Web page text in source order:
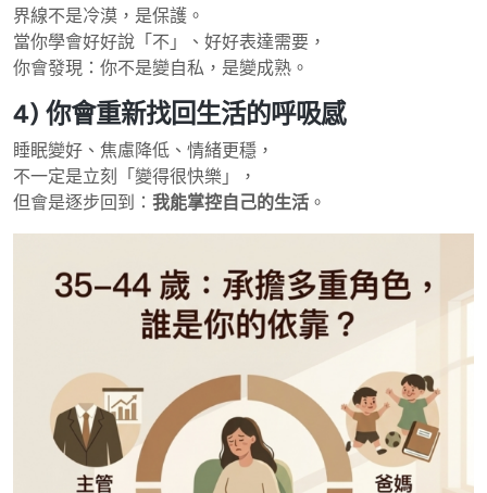
界線不是冷漠，是保護。
當你學會好好說「不」、好好表達需要，
你會發現：你不是變自私，是變成熟。
4) 你會重新找回生活的呼吸感
睡眠變好、焦慮降低、情緒更穩，
不一定是立刻「變得很快樂」，
但會是逐步回到： 我能掌控自己的生活 。